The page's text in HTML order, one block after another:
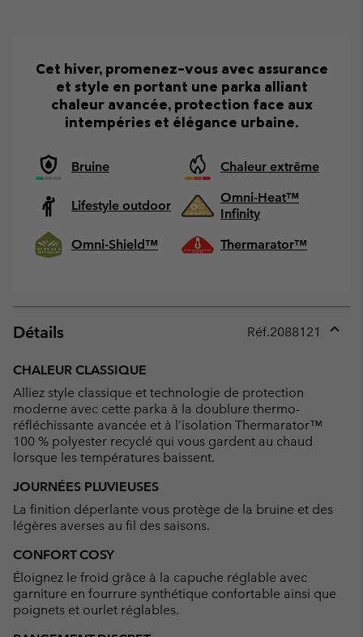
Cet hiver, promenez-vous avec assurance
et style en portant une parka alliant
chaleur avancée, protection face aux
intempéries et élégance urbaine.
Bruine Chaleur extrême
Lifestyle outdoor
Omni-Heat™
Infinity
Omni-Shield™
Thermarator™
Détails Réf.2088121
CHALEUR CLASSIQUE
Alliez style classique et technologie de protection
moderne avec cette parka à la doublure thermo-
réfléchissante avancée et à l’isolation Thermarator™
100 % polyester recyclé qui vous gardent au chaud
lorsque les températures baissent.
JOURNÉES PLUVIEUSES
La finition déperlante vous protège de la bruine et des
légères averses au fil des saisons.
CONFORT COSY
Éloignez le froid grâce à la capuche réglable avec
garniture en fourrure synthétique confortable ainsi que
poignets et ourlet réglables.